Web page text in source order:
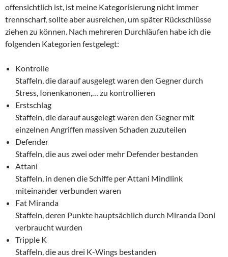
offensichtlich ist, ist meine Kategorisierung nicht immer
trennscharf, sollte aber ausreichen, um später Rückschlüsse
ziehen zu können. Nach mehreren Durchläufen habe ich die
folgenden Kategorien festgelegt:
Kontrolle
Staffeln, die darauf ausgelegt waren den Gegner durch
Stress, Ionenkanonen,… zu kontrollieren
Erstschlag
Staffeln, die darauf ausgelegt waren den Gegner mit
einzelnen Angriffen massiven Schaden zuzuteilen
Defender
Staffeln, die aus zwei oder mehr Defender bestanden
Attani
Staffeln, in denen die Schiffe per Attani Mindlink
miteinander verbunden waren
Fat Miranda
Staffeln, deren Punkte hauptsächlich durch Miranda Doni
verbraucht wurden
Tripple K
Staffeln, die aus drei K-Wings bestanden